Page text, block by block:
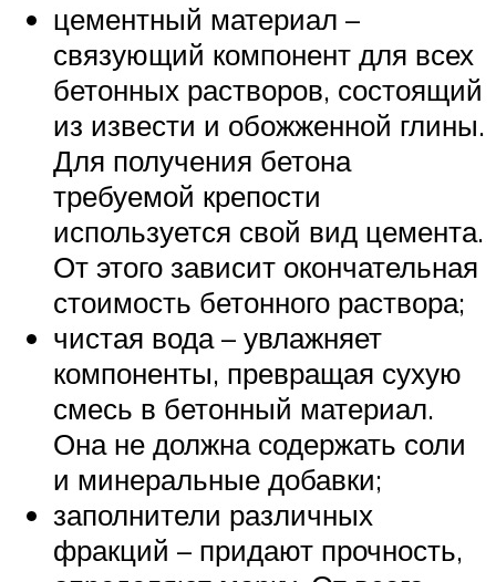
цементный материал –
связующий компонент для всех
бетонных растворов, состоящий
из извести и обожженной глины.
Для получения бетона
требуемой крепости
используется свой вид цемента.
От этого зависит окончательная
стоимость бетонного раствора;
чистая вода – увлажняет
компоненты, превращая сухую
смесь в бетонный материал.
Она не должна содержать соли
и минеральные добавки;
заполнители различных
фракций – придают прочность,